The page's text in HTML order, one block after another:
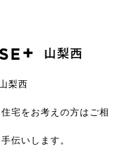
梨西
宅を お考えの方はご相
伝いします。